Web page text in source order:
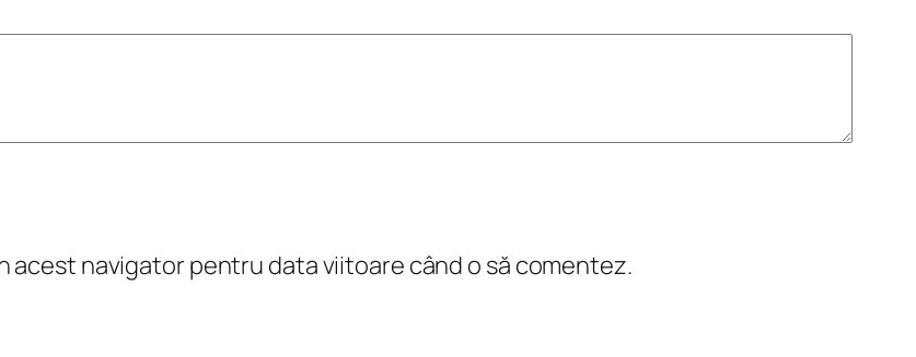
.
l
l
acest navigator pentru data viitoare când o să comentez.